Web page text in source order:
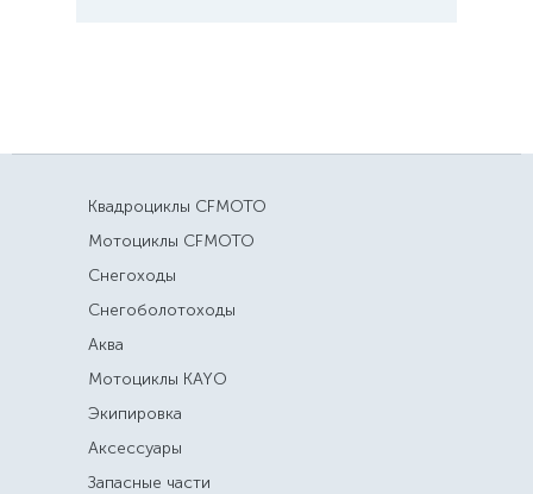
Квадроциклы CFMOTO
Мотоциклы CFMOTO
Снегоходы
Снегоболотоходы
Аква
Мотоциклы KAYO
Экипировка
Аксессуары
Запасные части